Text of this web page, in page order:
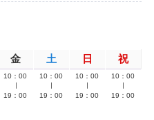
金 土 日 祝
10：00
19：00
10：00
19：00
10：00
19：00
10：00
19：00